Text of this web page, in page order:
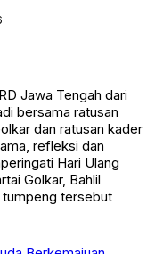
Jawa Tengah dari
bersama ratusan
dan ratusan kader
refleksi dan
Hari Ulang
Golkar, Bahlil
tumpeng tersebut